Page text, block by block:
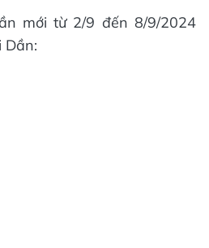
mới từ 2/9 đến 8/9/2024
Dần: